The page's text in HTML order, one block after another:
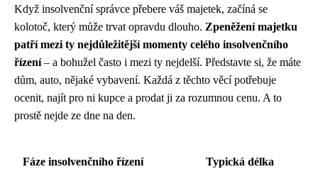
Když insolvenční správce přebere váš majetek, začíná se
kolotoč, který může trvat opravdu dlouho. Zpeněžení majetku
patří mezi ty nejdůležitější momenty celého insolvenčního
řízení– a bohužel často i mezi ty nejdelší. Představte si, že máte
dům, auto, nějaké vybavení. Každá z těchto věcí potřebuje
ocenit, najít pro ni kupce a prodat ji za rozumnou cenu. A to
prostě nejde ze dne na den.
Fáze insolvenčního řízení
Typická délka